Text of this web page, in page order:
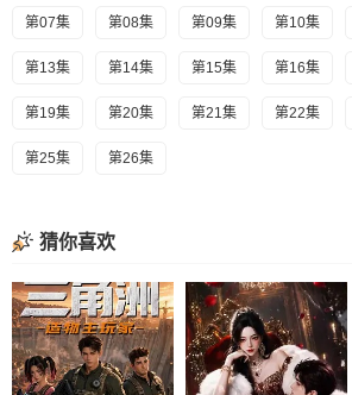
第07集 第08集 第09集 第10集
第13集 第14集 第15集 第16集
第19集 第20集 第21集 第22集
第25集 第26集
猜你喜欢